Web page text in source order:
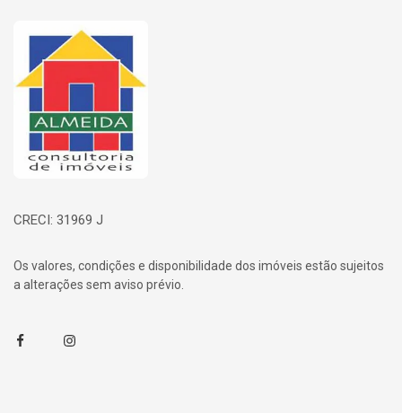
Página inicial
CRECI: 31969 J
Os valores, condições e disponibilidade dos imóveis estão sujeitos
a alterações sem aviso prévio.
FacebookInstagram